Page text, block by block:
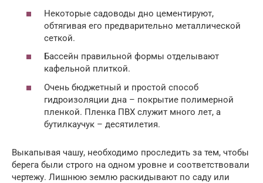
Некоторые садоводы дно цементируют,
обтягивая его предварительно металлической
сеткой.
Бассейн правильной формы отделывают
кафельной плиткой.
Очень бюджетный и простой способ
гидроизоляции дна – покрытие полимерной
пленкой. Пленка ПВХ служит много лет, а
бутилкаучук – десятилетия.
Выкапывая чашу, необходимо проследить за тем, чтобы
берега были строго на одном уровне и соответствовали
чертежу. Лишнюю землю раскидывают по саду или